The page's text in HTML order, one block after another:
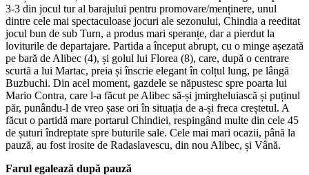
3-3 din jocul tur al barajului pentru promovare/menținere, unul
dintre cele mai spectaculoase jocuri ale sezonului, Chindia a reeditat
jocul bun de sub Turn, a produs mari speranțe, dar a pierdut la
loviturile de departajare. Partida a început abrupt, cu o minge așezată
pe bară de Alibec (4), și golul lui Florea (8), care, după o centrare
scurtă a lui Martac, preia și înscrie elegant în colțul lung, pe lângă
Buzbuchi. Din acel moment, gazdele se năpustesc spre poarta lui
Mario Contra, care l-a făcut pe Alibec să-și jmirgheluiască și puținul
păr, punându-l de vreo șase ori în situația de a-și freca creștetul. A
făcut o partidă mare portarul Chindiei, respingând multe din cele 45
de șuturi îndreptate spre buturile sale. Cele mai mari ocazii, până la
pauză, au fost irosite de Radaslavescu, din nou Alibec, și Vână.
Farul egalează după pauză